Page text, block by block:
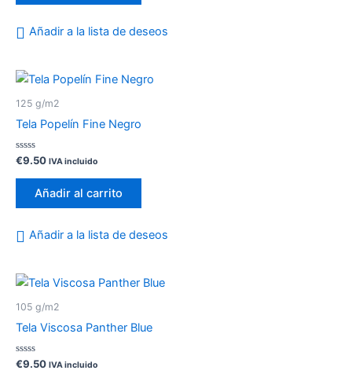
Añadir a la lista de deseos
125 g/m2
Tela Popelín Fine Negro
Valorado
0
€9.50 IVA incluido
Añadir al carrito
Añadir a la lista de deseos
105 g/m2
Tela Viscosa Panther Blue
Valorado
€9.50 IVA incluido